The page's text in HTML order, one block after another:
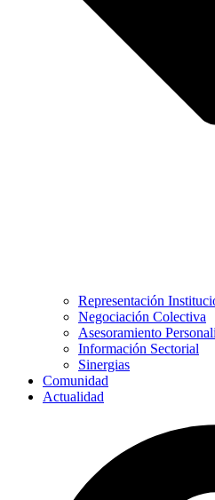
Representación
Negociación Colectiva
Asesoramiento
Información Sectorial
Sinergias
Comunidad
Actualidad